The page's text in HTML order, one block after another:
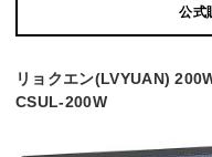
公式
リョクエン(LVYUAN)
CSUL-200W